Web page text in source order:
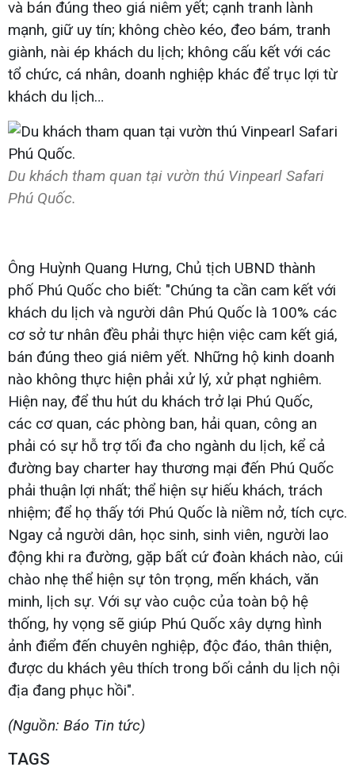
và bán đúng theo giá niêm yết; cạnh tranh lành
mạnh, giữ uy tín; không chèo kéo, đeo bám, tranh
giành, nài ép khách du lịch; không cấu kết với các
tổ chức, cá nhân, doanh nghiệp khác để trục lợi từ
khách du lịch…
Du khách tham quan tại vườn thú Vinpearl Safari
Phú Quốc.
Ông Huỳnh Quang Hưng, Chủ tịch UBND thành
phố Phú Quốc cho biết: "Chúng ta cần cam kết với
khách du lịch và người dân Phú Quốc là 100% các
cơ sở tư nhân đều phải thực hiện việc cam kết giá,
bán đúng theo giá niêm yết. Những hộ kinh doanh
nào không thực hiện phải xử lý, xử phạt nghiêm.
Hiện nay, để thu hút du khách trở lại Phú Quốc,
các cơ quan, các phòng ban, hải quan, công an
phải có sự hỗ trợ tối đa cho ngành du lịch, kể cả
đường bay charter hay thương mại đến Phú Quốc
phải thuận lợi nhất; thể hiện sự hiếu khách, trách
nhiệm; để họ thấy tới Phú Quốc là niềm nở, tích cực.
Ngay cả người dân, học sinh, sinh viên, người lao
động khi ra đường, gặp bất cứ đoàn khách nào, cúi
chào nhẹ thể hiện sự tôn trọng, mến khách, văn
minh, lịch sự. Với sự vào cuộc của toàn bộ hệ
thống, hy vọng sẽ giúp Phú Quốc xây dựng hình
ảnh điểm đến chuyên nghiệp, độc đáo, thân thiện,
được du khách yêu thích trong bối cảnh du lịch nội
địa đang phục hồi".
(Nguồn: Báo Tin tức)
TAGS